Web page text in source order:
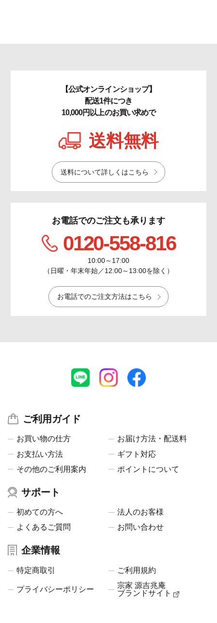
【公式オンラインショップ】
配送1件につき
10,000円以上のお買い求めで
送料無料
送料について詳しくはこちら
お電話でのご注文も承ります
0120-558-816
10:00～17:00
（日曜・年末年始／12:00～13:00を除く）
お電話でのご注文方法はこちら
ご利用ガイド
お買い物の仕方
お届け方法・配送料
お支払い方法
ギフト対応
その他のご利用案内
ポイントについて
サポート
初めての方へ
法人のお客様
よくあるご質問
お問い合わせ
企業情報
特定商取引 ご利用規約
プライバシーポリシー
宗家 源吉兆庵
ブランドサイト